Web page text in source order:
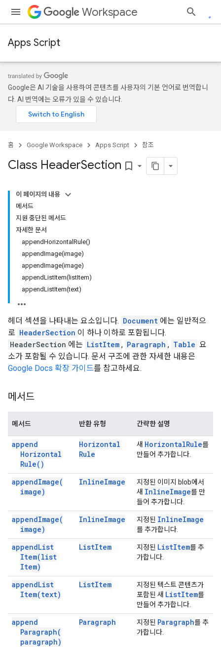
Workspace
Apps Script
Google은 AI 기술을 사용하여 콘텐츠를 사용자의 기본 언어로 번역합니
다. AI 번역에는 오류가 있을 수 있습니다.
홈 Google Workspace Apps Script 참조
Class HeaderSection bookmark_border
이 페이지의 내용
메서드
지원 중단된 메서드
자세한 문서
appendHorizontalRule()
appendImage(image)
appendImage(image)
appendListItem(listItem)
appendListItem(text)
헤더 섹션을 나타내는 요소입니다. Document 에는 일반적으
로 HeaderSection 이 하나 이하로 포함됩니다.
HeaderSection 에는 ListItem , Paragraph , Table 요
소가 포함될 수 있습니다. 문서 구조에 관한 자세한 내용은
Google Docs 확장 가이드를 참고하세요.
메서드
메서드 반환 유형 간략한 설명
append
Horizontal
Rule( )
Horizontal
Rule
새 HorizontalRule를
만들어 추가합니다.
appendImage(
image)
InlineImage
지정된 이미지 blob에서
새 InlineImage를 만
들어 추가합니다.
appendImage(
image)
InlineImage 지정된 InlineImage
를 추가합니다.
appendList
Item(list
Item)
ListItem 지정된 ListItem를 추
가합니다.
appendList
Item(text)
ListItem
지정된 텍스트 콘텐츠가
포함된 새 ListItem를
만들어 추가합니다.
append
Paragraph(
paragraph)
Paragraph 지정된 Paragraph를 추
가합니다.